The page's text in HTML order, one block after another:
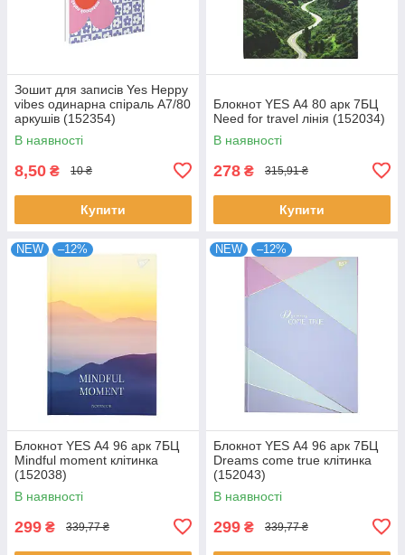
Зошит для записів Yes Heppy
vibes одинарна спіраль А7/80
аркушів (152354)
В наявності
8,50 ₴ 10 ₴
Купити
Блокнот YES А4 80 арк 7БЦ
Need for travel лінія (152034)
В наявності
278 ₴ 315,91 ₴
Купити
NEW –12%
Блокнот YES А4 96 арк 7БЦ
Mindful moment клітинка
(152038)
В наявності
299 ₴ 339,77 ₴
NEW –12%
Блокнот YES А4 96 арк 7БЦ
Dreams come true клітинка
(152043)
В наявності
299 ₴ 339,77 ₴